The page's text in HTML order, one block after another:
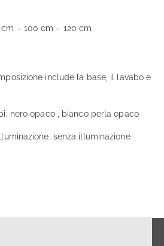
– 100 cm – 120 cm
include la base, il lavabo e
nero opaco , bianco perla opaco
senza illuminazione